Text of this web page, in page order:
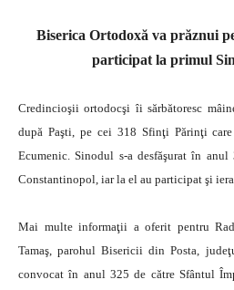
Biserica Ortodoxă va prăznui
participat la primul
Credincioşii ortodocşi îi sărbătoresc
după Paşti, pe cei 318 Sfinţi Părinţi
Ecumenic. Sinodul s-a desfăşurat în
Constantinopol, iar la el au participat şi
Mai multe informaţii a oferit pentru
Tamaş, parohul Bisericii din Posta,
convocat în anul 325 de către Sfântul